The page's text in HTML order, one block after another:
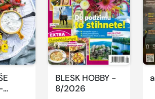
BLESK HOBBY -
8/2026